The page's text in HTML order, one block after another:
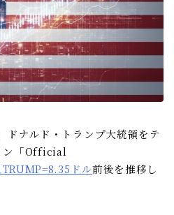
ドナルド・トランプ大統領をテ
ン「Official
ドル前後を推移し